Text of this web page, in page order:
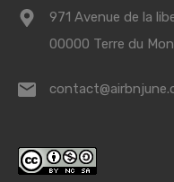
971 Avenue de la
00000 Terre du